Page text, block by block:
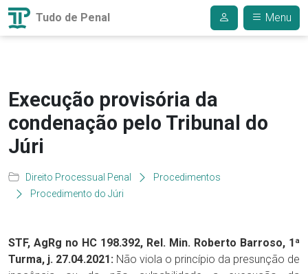
Tudo de Penal Menu
Execução provisória da
condenação pelo Tribunal do
Júri
Direito Processual Penal
Procedimentos
Procedimento do Júri
STF, AgRg no HC 198.392, Rel. Min. Roberto Barroso, 1ª
Turma, j. 27.04.2021: Não viola o princípio da presunção de